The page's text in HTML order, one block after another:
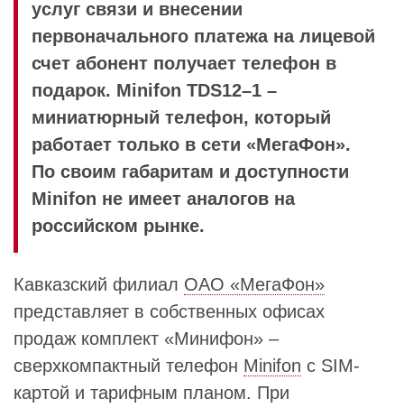
услуг связи и внесении
первоначального платежа на лицевой
счет абонент получает телефон в
подарок. Minifon TDS12–1 –
миниатюрный телефон, который
работает только в сети «МегаФон».
По своим габаритам и доступности
Minifon не имеет аналогов на
российском рынке.
Кавказский филиал ОАО «МегаФон»
представляет в собственных офисах
продаж комплект «Минифон» –
сверхкомпактный телефон Minifon с SIM-
картой и тарифным планом. При